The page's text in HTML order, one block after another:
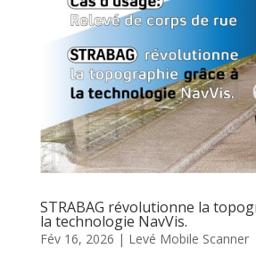
STRABAG révolutionne la
la technologie NavVis.
Fév 16, 2026 | Levé Mobile Scanner